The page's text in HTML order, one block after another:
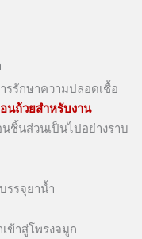
รักษาความปลอดเชื้อ
นถ้วยสำหรับงาน
ชิ้นส่วนเป็นไปอย่างราบ
รรจุยาน้ำ
ข้าสู่โพรงจมูก